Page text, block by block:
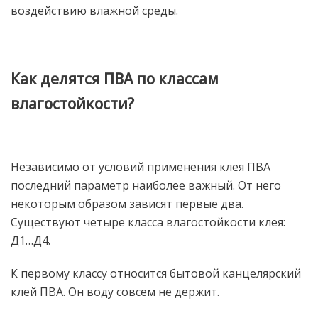
воздействию влажной среды.
Как делятся ПВА по классам
влагостойкости?
Независимо от условий применения клея ПВА
последний параметр наиболее важный. От него
некоторым образом зависят первые два.
Существуют четыре класса влагостойкости клея:
Д1…Д4.
К первому классу относится бытовой канцелярский
клей ПВА. Он воду совсем не держит.